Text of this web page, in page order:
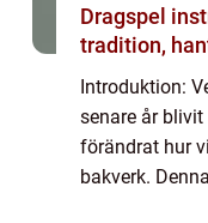
Dragspel instrumentet som förenar
tradition,
Introduktion:
senare år
förändrat hur
bakverk.